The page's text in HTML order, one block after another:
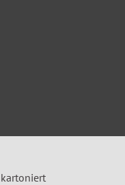
kartoniert